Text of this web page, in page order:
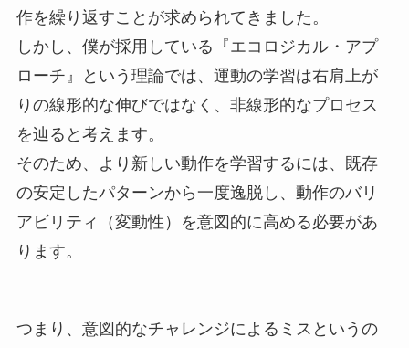
作を繰り返すことが求められてきました。
しかし、僕が採用している『エコロジカル・アプ
ローチ』という理論では、運動の学習は右肩上が
りの線形的な伸びではなく、非線形的なプロセス
を辿ると考えます。
そのため、より新しい動作を学習するには、既存
の安定したパターンから一度逸脱し、動作のバリ
アビリティ（変動性）を意図的に高める必要があ
ります。
つまり、意図的なチャレンジによるミスというの